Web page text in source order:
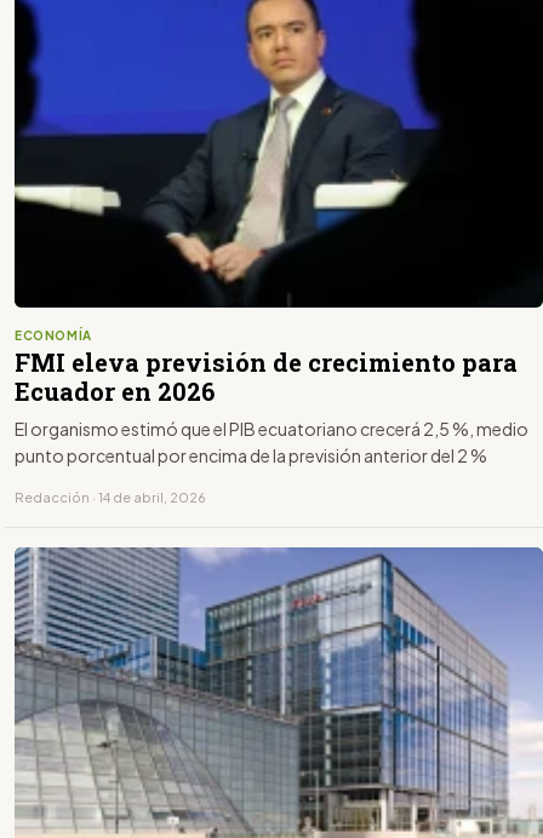
ECONOMÍA
FMI eleva previsión de crecimiento para
Ecuador en 2026
El organismo estimó que el PIB ecuatoriano crecerá 2,5 %, medio
punto porcentual por encima de la previsión anterior del 2 %
Redacción · 14 de abril, 2026